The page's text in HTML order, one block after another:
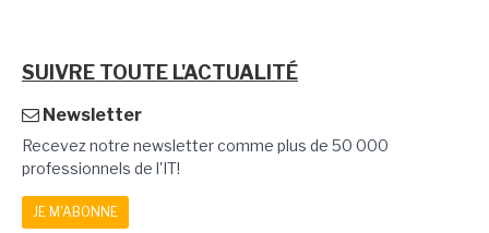
SUIVRE TOUTE L'ACTUALITÉ
Newsletter
Recevez notre newsletter comme plus de 50 000
professionnels de l'IT!
JE M'ABONNE